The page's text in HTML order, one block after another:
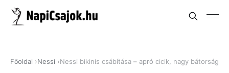
Főoldal Nessi Nessi bikinis csábítása – apró cicik, nagy bátorság